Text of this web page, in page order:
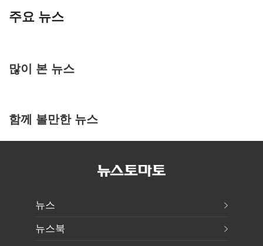
주요 뉴스
많이 본 뉴스
함께 볼만한 뉴스
뉴스
뉴스북